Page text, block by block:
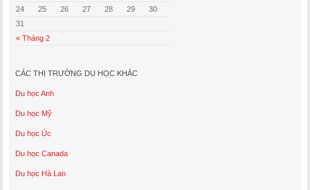
« Tháng 2
24
25 26 27 28 29
30
31
CÁC THỊ TRƯỜNG DU HỌC KHÁC
Du học Anh
Du học Mỹ
Du học Úc
Du học Canada
Du học Hà Lan